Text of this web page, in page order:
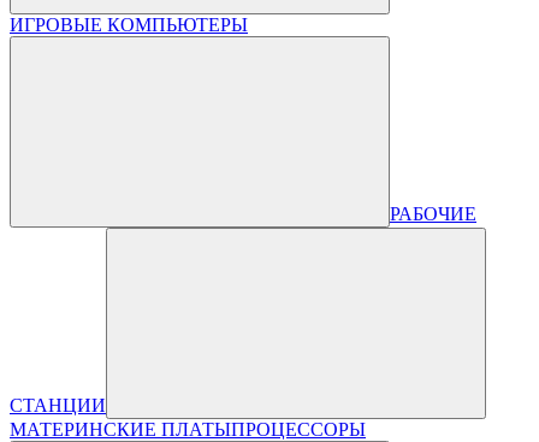
ИГРОВЫЕ КОМПЬЮТЕРЫ
РАБОЧИЕ
СТАНЦИИ
МАТЕРИНСКИЕ ПЛАТЫПРОЦЕССОРЫ